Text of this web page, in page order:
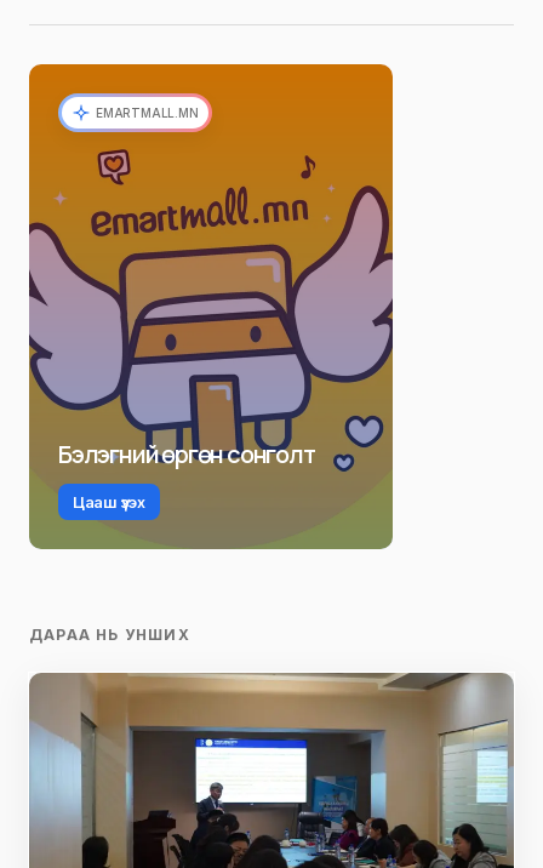
EMARTMALL.MN
Бэлэгний өргөн сонголт
Цааш үзэх
ДАРАА НЬ УНШИХ